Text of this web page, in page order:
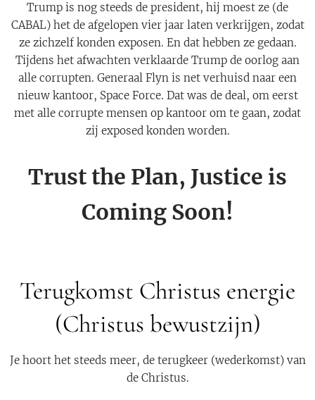
Trump is nog steeds de president, hij moest ze (de
CABAL) het de afgelopen vier jaar laten verkrijgen, zodat
ze zichzelf konden exposen. En dat hebben ze gedaan.
Tijdens het afwachten verklaarde Trump de oorlog aan
alle corrupten. Generaal Flyn is net verhuisd naar een
nieuw kantoor, Space Force. Dat was de deal, om eerst
met alle corrupte mensen op kantoor om te gaan, zodat
zij exposed konden worden.
Trust the Plan, Justice is
Coming Soon!
Terugkomst Christus energie
(Christus bewustzijn)
Je hoort het steeds meer, de terugkeer (wederkomst) van
de Christus.